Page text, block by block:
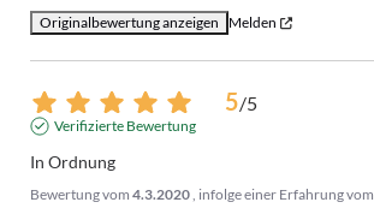
Originalbewertung anzeigen Melden
5/5
Verifizierte Bewertung
In Ordnung
Bewertung vom 4.3.2020, infolge einer Erfahrung vom